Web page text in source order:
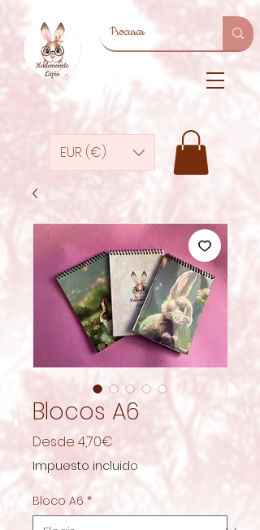
EUR (€)
Blocos A6
Desde 4,70€
de
Impuesto incluido
Bloco A6 *